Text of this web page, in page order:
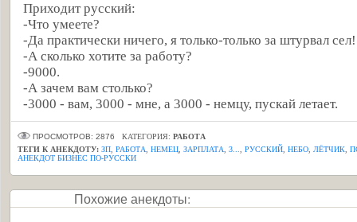
Приходит русский:
-Что умеете?
-Да практически ничего, я только-только за штурвал сел!
-А сколько хотите за работу?
-9000.
-А зачем вам столько?
-3000 - вам, 3000 - мне, а 3000 - немцу, пускай летает.
ПРОСМОТРОВ: 2876 КАТЕГОРИЯ: РАБОТА
ТЕГИ К АНЕКДОТУ: ЗП РАБОТА НЕМЕЦ ЗАРПЛАТА 3... РУССКИЙ НЕБО ЛЁТЧИК
АНЕКДОТ БИЗНЕС ПО-РУССКИ
Похожие анекдоты: